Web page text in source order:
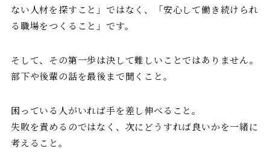
ない人材を探すこと」ではなく、「安心して働き続けられ
る職場をつくること」です。
そして、その第一歩は決して難しいことではありません。
部下や後輩の話を最後まで聞くこと。
困っている人がいれば手を差し伸べること。
失敗を責めるのではなく、次にどうすれば良いかを一緒に
考えること。